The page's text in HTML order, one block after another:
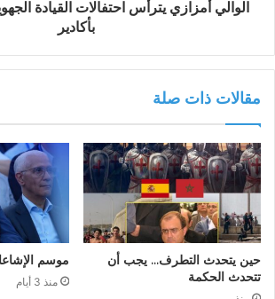
الوالي أمزازي يترأس احتفالات القيادة
بأكادير
مقالات ذات صلة
حين يتحدث التطرف… يجب أن
تتحدث الحكمة
موسم
منذ 3 أيام